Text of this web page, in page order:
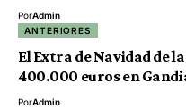
PorAdmin
ANTERIORES
El Extra de Navidad de
400.000 euros en
PorAdmin